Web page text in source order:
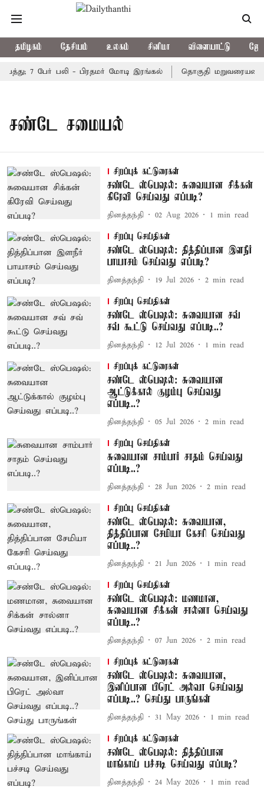
தமிழகம் தேசியம் உலகம் சினிமா விளையாட்டு
7 பேர் பலி - பிரதமர் மோடி இரங்கல் தொகுதி
சண்டே சமையல்
சிறப்புக் கட்டுரைகள்
சண்டே ஸ்பெஷல்: சுவையான சிக்கன்
கிரேவி செய்வது எப்படி?
தினத்தந்தி 02 Aug 2026 1 min read
சிறப்பு செய்திகள்
சண்டே ஸ்பெஷல்: தித்திப்பான இளநீர்
பாயாசம் செய்வது எப்படி?
தினத்தந்தி 19 Jul 2026 2 min read
சிறப்பு செய்திகள்
சண்டே ஸ்பெஷல்: சுவையான சவ்
சவ் கூட்டு செய்வது எப்படி..?
தினத்தந்தி 12 Jul 2026 1 min read
சிறப்புக் கட்டுரைகள்
சண்டே ஸ்பெஷல்: சுவையான
ஆட்டுக்கால் குழம்பு செய்வது
எப்படி..?
தினத்தந்தி 05 Jul 2026 2 min read
சிறப்பு செய்திகள்
சுவையான சாம்பார் சாதம் செய்வது
எப்படி..?
தினத்தந்தி 28 Jun 2026 2 min read
சிறப்பு செய்திகள்
சண்டே ஸ்பெஷல்: சுவையான,
தித்திப்பான சேமியா கேசரி செய்வது
எப்படி..?
தினத்தந்தி 21 Jun 2026 1 min read
சிறப்பு செய்திகள்
சண்டே ஸ்பெஷல்: மணமான,
சுவையான சிக்கன் சால்னா செய்வது
எப்படி..?
தினத்தந்தி 07 Jun 2026 2 min read
சிறப்புக் கட்டுரைகள்
சண்டே ஸ்பெஷல்: சுவையான,
இனிப்பான பிரெட் அல்வா செய்வது
எப்படி..? செய்து பாருங்கள்
தினத்தந்தி 31 May 2026 1 min read
சிறப்புக் கட்டுரைகள்
சண்டே ஸ்பெஷல்: தித்திப்பான
மாங்காய் பச்சடி செய்வது எப்படி?
தினத்தந்தி 24 May 2026 1 min read